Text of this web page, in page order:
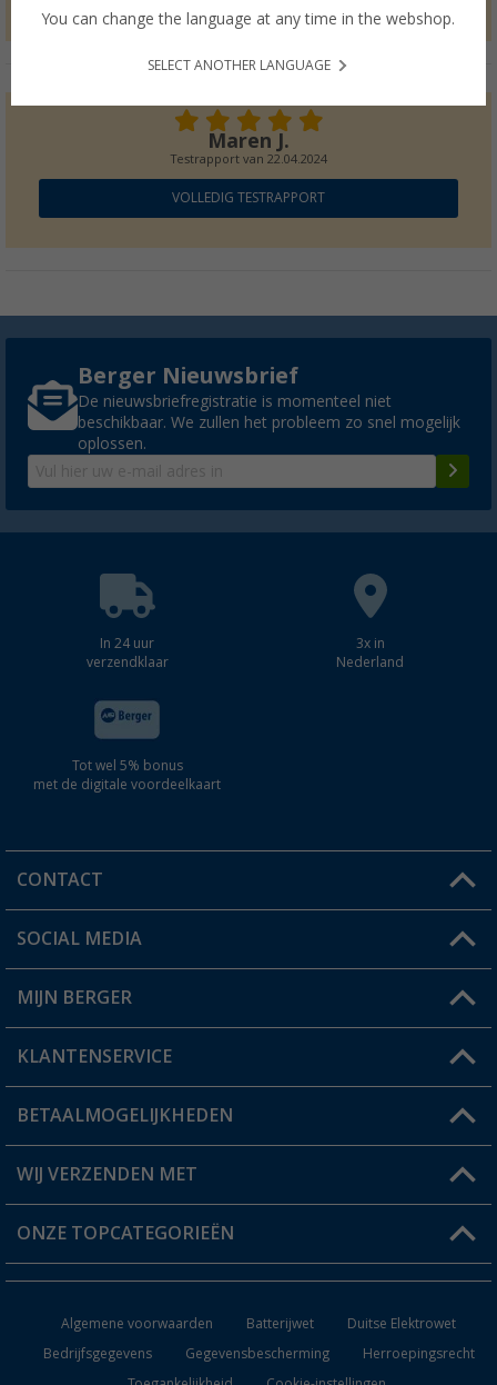
Maren J.
Testrapport van 22.04.2024
VOLLEDIG TESTRAPPORT
Berger Nieuwsbrief
De nieuwsbriefregistratie is momenteel niet
beschikbaar. We zullen het probleem zo snel mogelijk
oplossen.
In 24 uur
verzendklaar
3x in
Nederland
Tot wel 5% bonus
met de digitale voordeelkaart
CONTACT
Een vraag?
Winkel vinden
SOCIAL MEDIA
MIJN BERGER
Mijn account
Status bestelling
Verlanglijstje
KLANTENSERVICE
FAQ & Contact
Verzendinformatie
Catalogus
BETAALMOGELIJKHEDEN
WIJ VERZENDEN MET
ONZE TOPCATEGORIEËN
Algemene voorwaarden Batterijwet
Duitse Elektrowet
Bedrijfsgegevens
Gegevensbescherming
Herroepingsrecht
You can change the language at any time in the webshop.
SELECT ANOTHER LANGUAGE